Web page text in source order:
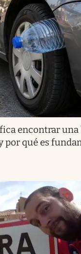
encontrar una
por qué es